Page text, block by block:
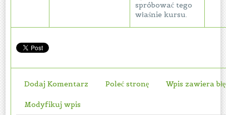
spróbować tego
właśnie kursu.
Dodaj Komentarz Poleć stronę Wpis zawiera
Modyfikuj wpis